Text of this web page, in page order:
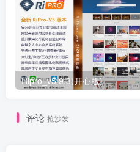
Ripro_v5 9.3(开心版)
评论 抢沙发